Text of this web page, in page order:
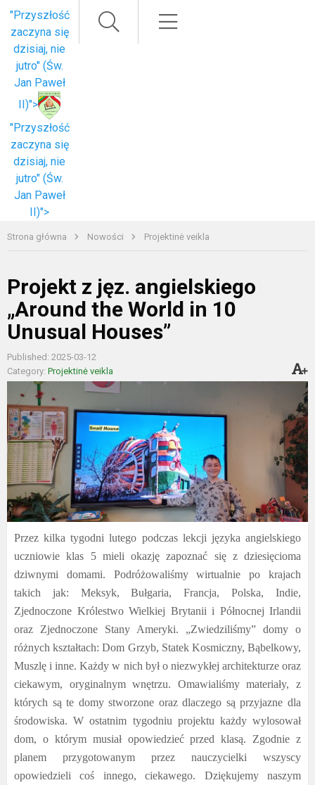
"Przyszłość
zaczyna się
dzisiaj, nie
jutro" (Św.
Jan Paweł
II)">
"Przyszłość
zaczyna się
dzisiaj, nie
jutro" (Św.
Jan Paweł
II)">
Strona główna Nowości Projektinė veikla
Projekt z jęz. angielskiego
„Around the World in 10
Unusual Houses”
Published: 2025-03-12
Category: Projektinė veikla
Przez kilka tygodni lutego podczas lekcji języka angielskiego
uczniowie klas 5 mieli okazję zapoznać się z dziesięcioma
dziwnymi domami. Podróżowaliśmy wirtualnie po krajach
takich jak: Meksyk, Bułgaria, Francja, Polska, Indie,
Zjednoczone Królestwo Wielkiej Brytanii i Północnej Irlandii
oraz Zjednoczone Stany Ameryki. „Zwiedziliśmy” domy o
różnych kształtach: Dom Grzyb, Statek Kosmiczny, Bąbelkowy,
Muszlę i inne. Każdy w nich był o niezwykłej architekturze oraz
ciekawym, oryginalnym wnętrzu. Omawialiśmy materiały, z
których są te domy stworzone oraz dlaczego są przyjazne dla
środowiska. W ostatnim tygodniu projektu każdy wylosował
dom, o którym musiał opowiedzieć przed klasą. Zgodnie z
planem przygotowanym przez nauczycielki wszyscy
opowiedzieli coś innego, ciekawego. Dziękujemy naszym